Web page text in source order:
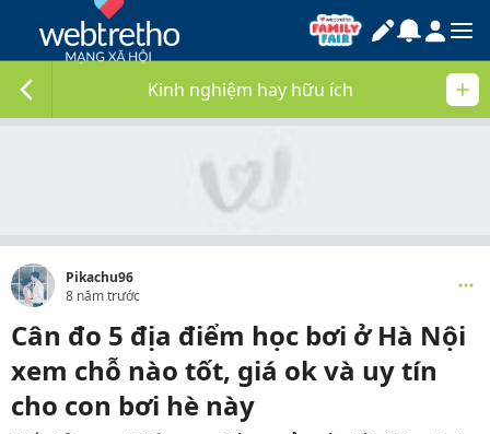
Kinh nghiệm hay hữu ích
Pikachu96
8 năm trước
Cân đo 5 địa điểm học bơi ở Hà Nội
xem chỗ nào tốt, giá ok và uy tín
cho con bơi hè này